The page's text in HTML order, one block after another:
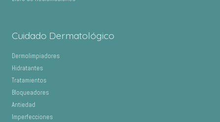
Cuidado Dermatológico
Dermolimpiadores
Hidratantes
Tratamientos
Bloqueadores
Antiedad
Imperfecciones